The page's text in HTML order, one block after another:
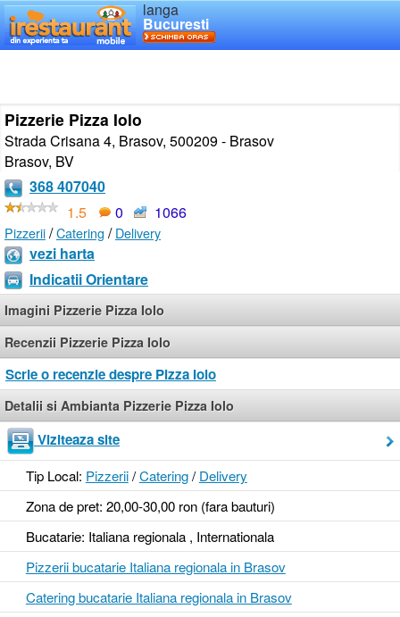
langa
Bucuresti
Pizzerie Pizza Iolo
Strada Crisana 4, Brasov, 500209 - Brasov
Brasov, BV
368 407040
1.5
0 1066
Pizzerii/Catering /Delivery
vezi harta
Indicatii Orientare
Imagini Pizzerie Pizza Iolo
Recenzii Pizzerie Pizza Iolo
Scrie o recenzie despre Pizza Iolo
Detalii si Ambianta Pizzerie Pizza Iolo
Viziteaza site
Tip Local: Pizzerii/Catering/Delivery
Zona de pret: 20,00-30,00 ron (fara bauturi)
Bucatarie: Italiana regionala , Internationala
Pizzerii bucatarie Italiana regionala in Brasov
Catering bucatarie Italiana regionala in Brasov